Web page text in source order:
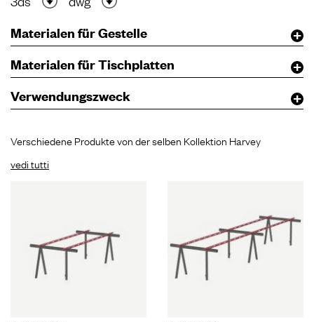
Materialen für Gestelle
Materialen für Tischplatten
Verwendungszweck
Verschiedene Produkte von der selben Kollektion Harvey
vedi tutti